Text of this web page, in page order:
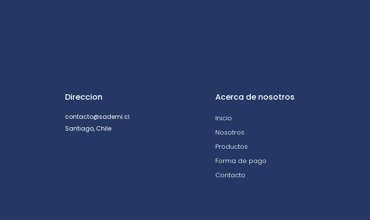
Direccion
contacto@sademi.cl
Santiago, Chile
Acerca de nosotros
Inicio
Nosotros
Productos
Forma de pago
Contacto